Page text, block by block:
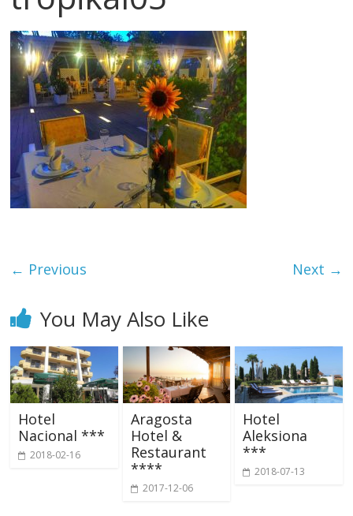
← Previous Next →
You May Also Like
Hotel
Nacional ***
2018-02-16
Aragosta
Hotel &
Restaurant
****
2017-12-06
Hotel
Aleksiona
***
2018-07-13